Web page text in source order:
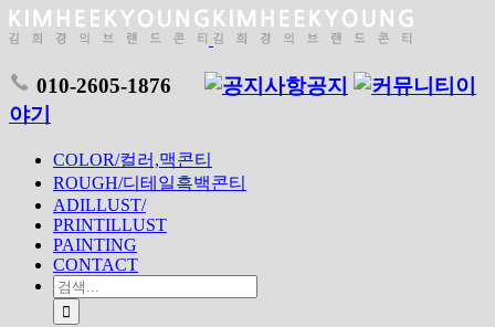
010-2605-1876 공지
이
야기
COLOR/컬러,맥콘티
ROUGH/디테일흑백콘티
ADILLUST/
PRINTILLUST
PAINTING
CONTACT